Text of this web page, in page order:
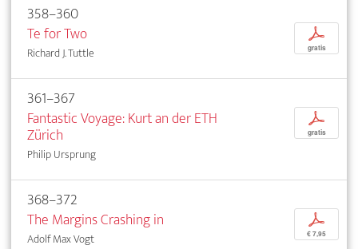
358–360
Te for Two
Richard J. Tuttle
p
gratis
361–367
Fantastic Voyage: Kurt an der ETH
Zürich
Philip Ursprung
p
gratis
368–372
The Margins Crashing in
Adolf Max Vogt
p
€ 7,95